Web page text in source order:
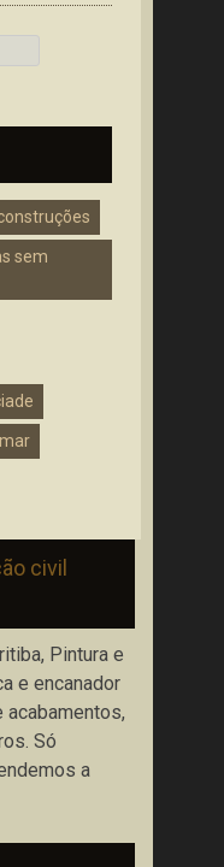
sem
civil
Pintura e
e encanador
acabamentos,
Só
a